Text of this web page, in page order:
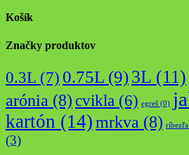
Košík
Značky produktov
0.3L (7) 0.75L (9)3L (11)
arónia (8) cvikla (6) egreš (0)
kartón (14)mrkva (8) ríbezľa
(3)